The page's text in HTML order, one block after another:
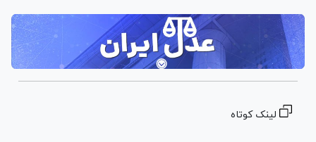
لینک کوتاه